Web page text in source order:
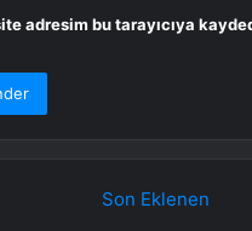
adresim bu tarayıcıya
Son Eklenen